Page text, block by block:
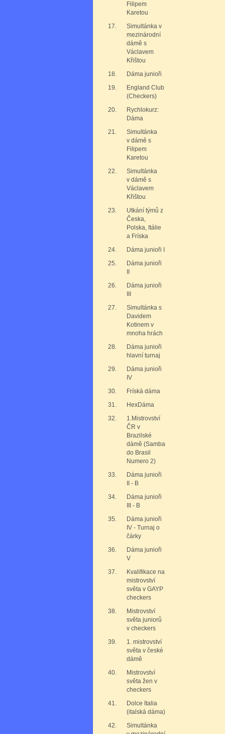
Filipem
Karetou
17.
Simultánka v
mezinárodní
dámě s
Václavem
Křištou
18.
Dáma junioři
19.
England Club
(Checkers)
20.
Rychlokurz:
Dáma
21.
Simultánka
v dámě s
Filipem
Karetou
22.
Simultánka
v dámě s
Václavem
Křištou
23.
Utkání týmů z
Česka,
Polska, Itálie
a Fríska
24.
Dáma junioři I
25.
Dáma junioři
26.
Dáma junioři
27.
Simultánka s
Davidem
Kotinem v
mnoha hrách
28.
Dáma junioři
hlavní turnaj
29.
Dáma junioři
IV
30.
Fríská dáma
31.
HexDáma
32.
1.Mistrovství
ČR v
Brazilské
dámě (Samba
do Brasil
Numero 2)
33.
Dáma junioři
II - B
34.
Dáma junioři
III - B
35.
Dáma junioři
IV - Turnaj o
čárky
36.
Dáma junioři
V
37.
Kvalifikace na
mistrovství
světa v GAYP
checkers
38.
Mistrovství
světa juniorů
v checkers
39.
1. mistrovství
světa v české
dámě
40.
Mistrovství
světa žen v
checkers
41.
Dolce Italia
(italská dáma)
42.
Simultánka